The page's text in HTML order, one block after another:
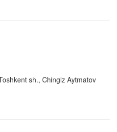
sh., Chingiz Aytmatov